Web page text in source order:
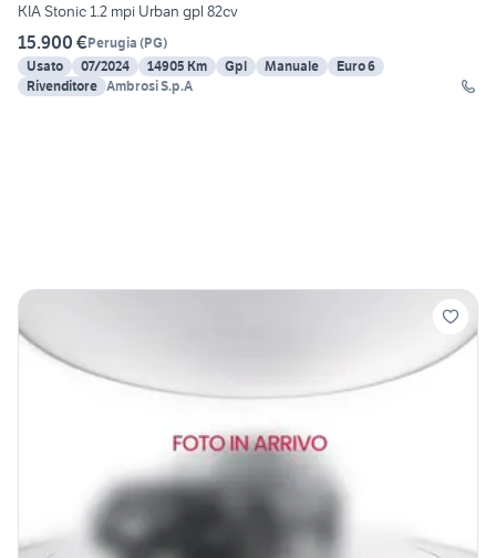
KIA Stonic 1.2 mpi Urban gpl 82cv
15.900 €Perugia (PG)
Usato
07/2024 14905 Km Gpl Manuale
Euro 6
Rivenditore Ambrosi S.p.A